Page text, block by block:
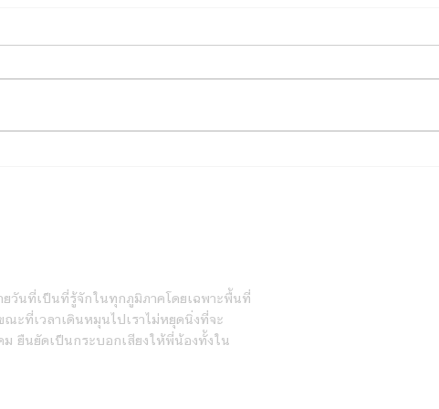
วันที่เป็นที่รู้จักในทุกภูมิภาคโดยเฉพาะพื้นที่
ะที่เวลาเดินหมุนไปเราไม่หยุดนิ่งที่จะ
ยืนยัดเป็นกระบอกเสียงให้พี่น้องทั้งใน